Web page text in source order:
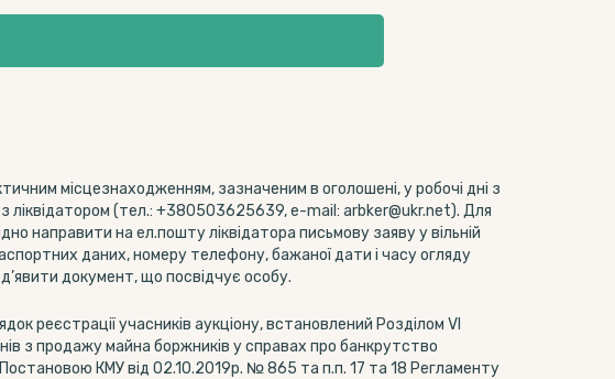
місцезнаходженням, зазначеним в оголошені, у робочі дні з
ліквідатором (тел.: +380503625639, e-mail: arbker@ukr.net). Для
направити на ел.пошту ліквідатора письмову заяву у вільній
даних, номеру телефону, бажаної дати і часу огляду
документ, що посвідчує особу.
реєстрації учасників аукціону, встановлений Розділом VI
з продажу майна боржників у справах про банкрутство
КМУ від 02.10.2019р. № 865 та п.п. 17 та 18 Регламенту